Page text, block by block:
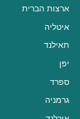
ארצות הברית
איטליה
תאילנד
יפן
ספרד
גרמניה